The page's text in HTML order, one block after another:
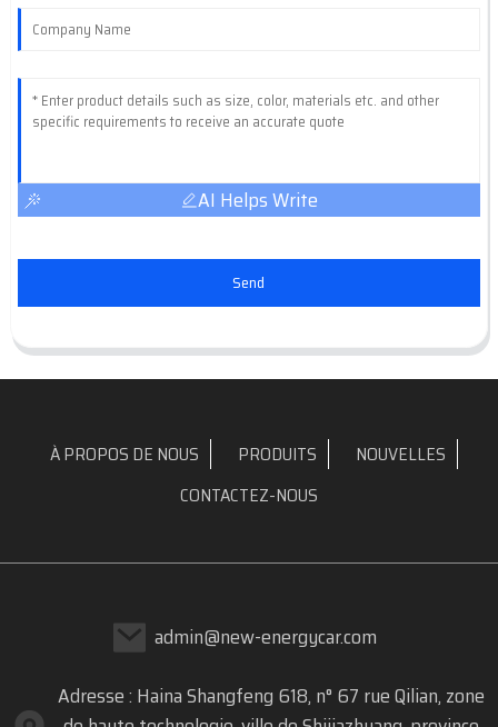
AI Helps Write
Send
À PROPOS DE NOUS PRODUITS
NOUVELLES
CONTACTEZ-NOUS
admin@new-energycar.com
Adresse : Haina Shangfeng 618, n° 67 rue Qilian, zone